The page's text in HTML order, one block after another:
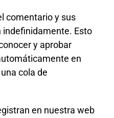
comentario y sus
Esto
y aprobar
en
cola de
en nuestra web